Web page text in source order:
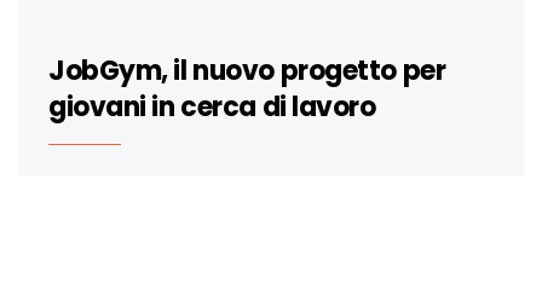
JobGym, il nuovo progetto per
giovani in cerca di lavoro